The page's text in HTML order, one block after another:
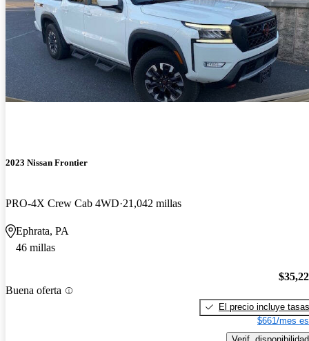
2023 Nissan Frontier
PRO-4X Crew Cab 4WD 21,042 millas
Ephrata, PA
46 millas
Buena oferta
El precio incluye tasas
$661/mes